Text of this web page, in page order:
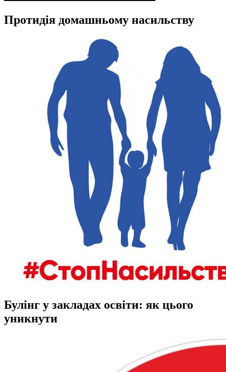
Протидія домашньому насильству
Булінг у закладах освіти: як цього
уникнути